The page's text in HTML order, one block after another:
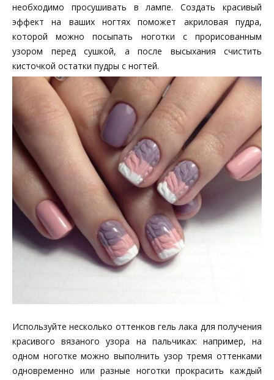
необходимо просушивать в лампе. Создать красивый
эффект на ваших ногтях поможет акриловая пудра,
которой можно посыпать ноготки с прорисованным
узором перед сушкой, а после высыхания счистить
кисточкой остатки пудры с ногтей.
Используйте несколько оттенков гель лака для получения
красивого вязаного узора на пальчиках: например, на
одном ноготке можно выполнить узор тремя оттенками
одновременно или разные ноготки прокрасить каждый